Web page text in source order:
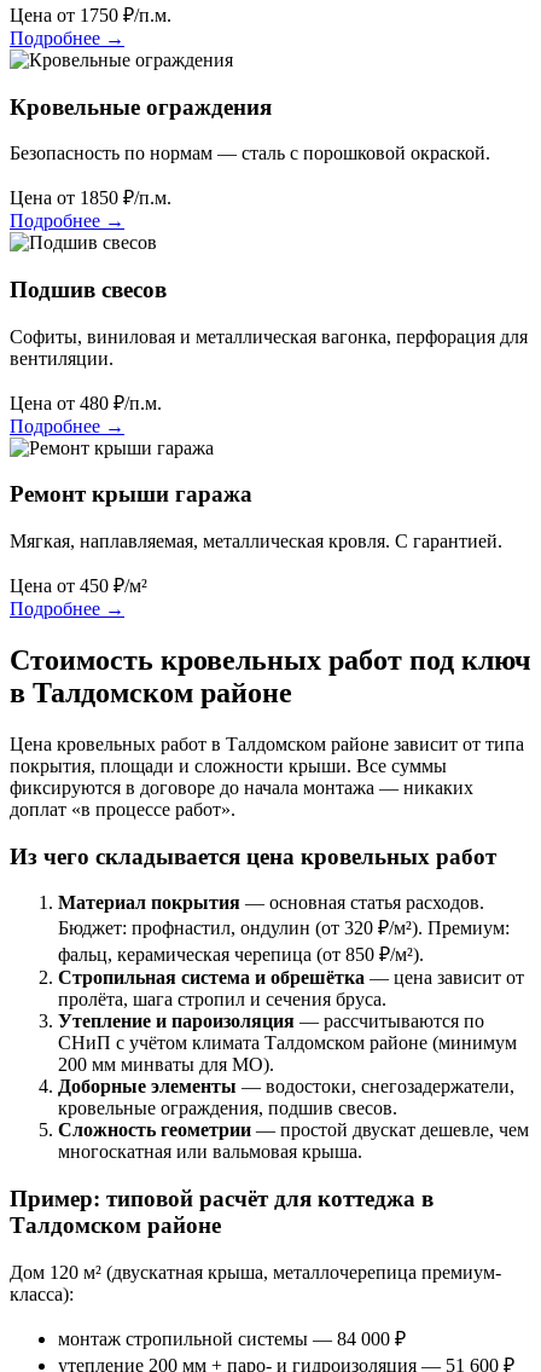
Цена от 1750 ₽/п.м.
Подробнее →
Кровельные ограждения
Безопасность по нормам — сталь с порошковой окраской.
Цена от 1850 ₽/п.м.
Подробнее →
Подшив свесов
Софиты, виниловая и металлическая вагонка, перфорация для
вентиляции.
Цена от 480 ₽/п.м.
Подробнее →
Ремонт крыши гаража
Мягкая, наплавляемая, металлическая кровля. С гарантией.
Цена от 450 ₽/м²
Подробнее →
Стоимость кровельных работ под ключ
в Талдомском районе
Цена кровельных работ в Талдомском районе зависит от типа
покрытия, площади и сложности крыши. Все суммы
фиксируются в договоре до начала монтажа — никаких
доплат «в процессе работ».
Из чего складывается цена кровельных работ
Материал покрытия — основная статья расходов.
Бюджет: профнастил, ондулин (от 320 ₽/м²). Премиум:
фальц, керамическая черепица (от 850 ₽/м²).
Стропильная система и обрешётка — цена зависит от
пролёта, шага стропил и сечения бруса.
Утепление и пароизоляция — рассчитываются по
СНиП с учётом климата Талдомском районе (минимум
200 мм минваты для МО).
Доборные элементы — водостоки, снегозадержатели,
кровельные ограждения, подшив свесов.
Сложность геометрии — простой двускат дешевле, чем
многоскатная или вальмовая крыша.
Пример: типовой расчёт для коттеджа в
Талдомском районе
Дом 120 м² (двускатная крыша, металлочерепица премиум-
класса):
монтаж стропильной системы — 84 000 ₽
утепление 200 мм + паро- и гидроизоляция — 51 600 ₽